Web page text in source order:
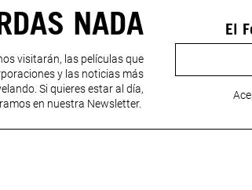
NADA
visitarán, las películas que
y las noticias más
Si quieres estar al día,
en nuestra Newsletter.
El